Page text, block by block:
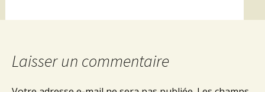
Laisser un commentaire